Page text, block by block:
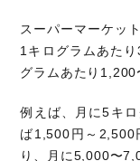
スーパーマーケッ
1キログラムあた
グラムあたり1,200
例えば、月に5キ
ば1,500円～2,500
り、月に5,000〜